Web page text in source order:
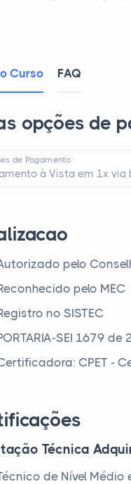
Curso FAQ
opções de
de Pagamento
pelo
pelo MEC
no SISTEC
SEI 1679
CPET -
Técnica
de Nível